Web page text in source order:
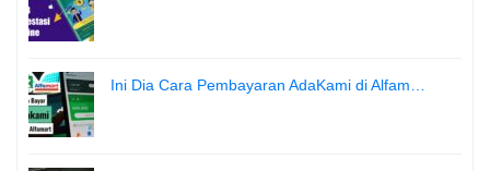
Ini Dia Cara Pembayaran AdaKami di Alfam…